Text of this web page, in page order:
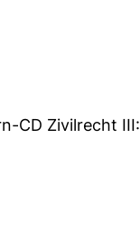
CD Zivilrecht III: